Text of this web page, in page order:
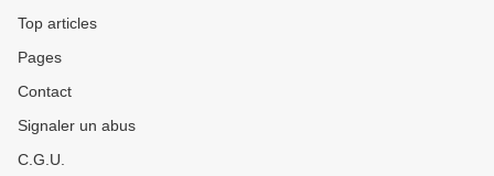
Top articles
Pages
Contact
Signaler un abus
C.G.U.